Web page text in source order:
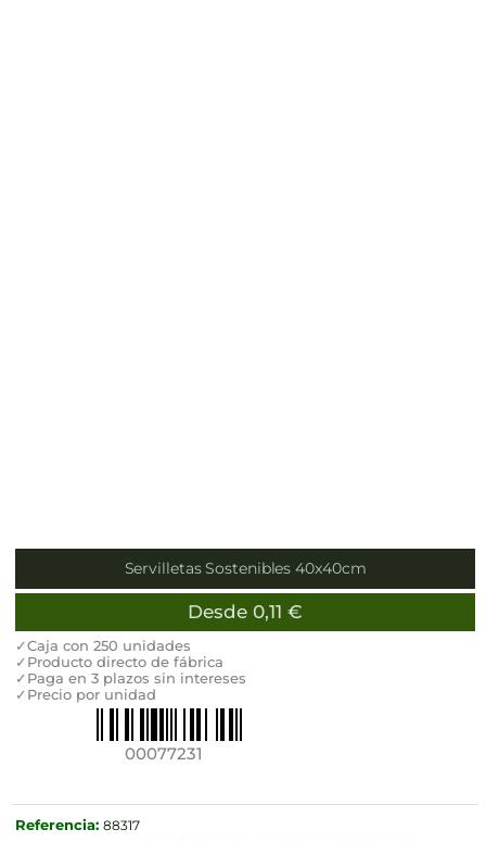
Servilletas Sostenibles 40x40cm
Desde 0,11 €
✓Caja con 250 unidades
✓Producto directo de fábrica
✓Paga en 3 plazos sin intereses
✓Precio por unidad
00077231
Referencia: 88317